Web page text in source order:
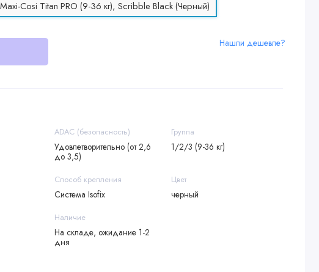
Нашли дешевле?
ADAC (безопасность)
Удовлетворительно (от 2,6
до 3,5)
Группа
1/2/3 (9-36 кг)
Способ крепления
Система Isofix
Цвет
черный
Наличие
На складе, ожидание 1-2
дня